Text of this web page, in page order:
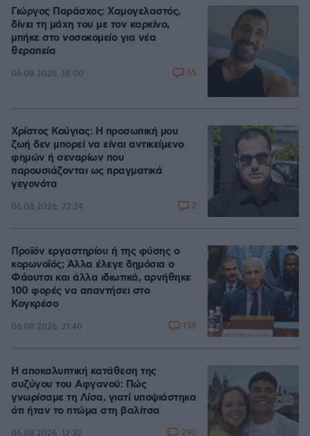
Γιώργος Παράσχος: Χαμογελαστός,
δίνει τη μάχη του με τον καρκίνο,
μπήκε στο νοσοκομείο για νέα
θεραπεία
06.08.2026, 18:00 55
Χρίστος Κούγιας: Η προσωπική μου
ζωή δεν μπορεί να είναι αντικείμενο
φημών ή σεναρίων που
παρουσιάζονται ως πραγματικά
γεγονότα
06.08.2026, 22:24 2
Προϊόν εργαστηρίου ή της φύσης ο
κορωνοϊός; Άλλα έλεγε δημόσια ο
Φάουτσι και άλλα ιδιωτικά, αρνήθηκε
100 φορές να απαντήσει στο
Κογκρέσο
06.08.2026, 21:40 138
Η αποκαλυπτική κατάθεση της
συζύγου του Αφγανού: Πώς
γνωρίσαμε τη Λίσα, γιατί υποψιάστηκα
ότι ήταν το πτώμα στη βαλίτσα
06.08.2026, 12:32 290